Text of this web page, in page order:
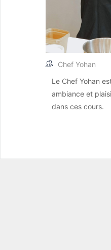
Chef Yohan
Le Chef Yohan
ambiance et
dans ces cours.